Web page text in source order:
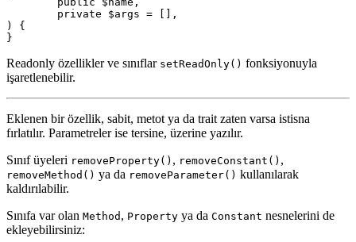
) {
Readonly özellikler ve sınıflar setReadOnly() fonksiyonuyla
işaretlenebilir.
Eklenen bir özellik, sabit, metot ya da trait zaten varsa istisna
fırlatılır. Parametreler ise tersine, üzerine yazılır.
Sınıf üyeleri removeProperty() , removeConstant() ,
removeMethod() ya da removeParameter() kullanılarak
kaldırılabilir.
Sınıfa var olan Method , Property ya da Constant nesnelerini de
ekleyebilirsiniz: